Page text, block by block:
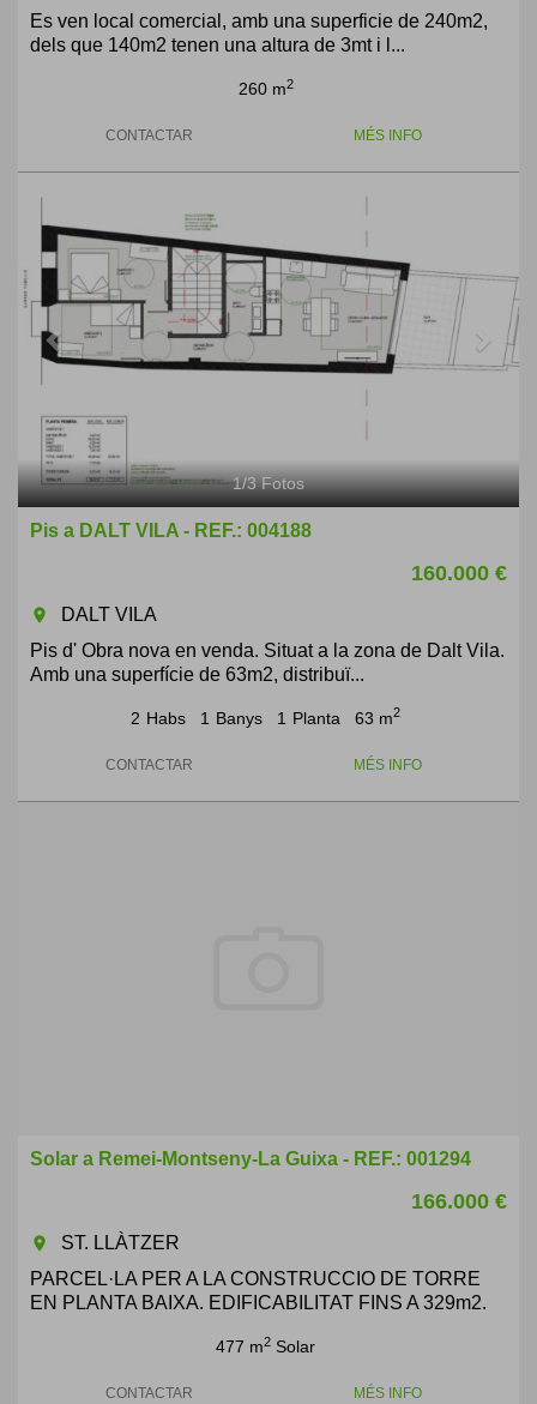
Es ven local comercial, amb una superficie de 240m2,
dels que 140m2 tenen una altura de 3mt i l...
260 m2
CONTACTAR MÉS INFO
1/3Fotos
Pis a DALT VILA - REF.: 004188
160.000 €
room
DALT VILA
Pis d' Obra nova en venda. Situat a la zona de Dalt Vila.
Amb una superfície de 63m2, distribuï...
2 Habs 1 Banys 1 Planta 63 m2
CONTACTAR MÉS INFO
Solar a Remei-Montseny-La Guixa - REF.: 001294
166.000 €
room
ST. LLÀTZER
PARCEL·LA PER A LA CONSTRUCCIO DE TORRE
EN PLANTA BAIXA. EDIFICABILITAT FINS A 329m2.
477 m2 Solar
CONTACTAR MÉS INFO